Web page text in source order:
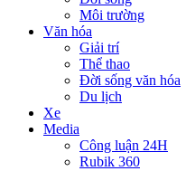
Môi trường
Văn hóa
Giải trí
Thể thao
Đời sống văn hóa
Du lịch
Xe
Media
Công luận 24H
Rubik 360